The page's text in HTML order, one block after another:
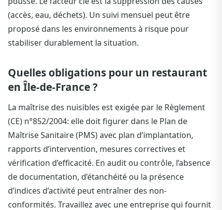
(accès, eau, déchets). Un suivi mensuel peut être
proposé dans les environnements à risque pour
stabiliser durablement la situation.
Quelles obligations pour un restaurant
en Île-de-France ?
La maîtrise des nuisibles est exigée par le Règlement
(CE) n°852/2004: elle doit figurer dans le Plan de
Maîtrise Sanitaire (PMS) avec plan d’implantation,
rapports d’intervention, mesures correctives et
vérification d’efficacité. En audit ou contrôle, l’absence
de documentation, d’étanchéité ou la présence
d’indices d’activité peut entraîner des non-
conformités. Travaillez avec une entreprise qui fournit